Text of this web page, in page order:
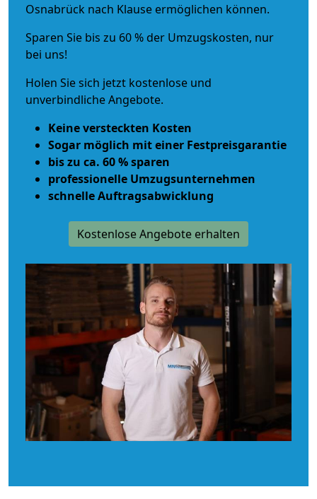
Osnabrück nach Klause ermöglichen können.
Sparen Sie bis zu 60 % der Umzugskosten, nur
bei uns!
Holen Sie sich jetzt kostenlose und
unverbindliche Angebote.
Keine versteckten Kosten
Sogar möglich mit einer Festpreisgarantie
bis zu ca. 60 % sparen
professionelle Umzugsunternehmen
schnelle Auftragsabwicklung
Kostenlose Angebote erhalten